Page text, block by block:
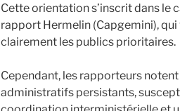
Cette orientation s’inscrit dans le
rapport Hermelin (Capgemini),
clairement les publics prioritaires.
Cependant, les rapporteurs
administratifs persistants,